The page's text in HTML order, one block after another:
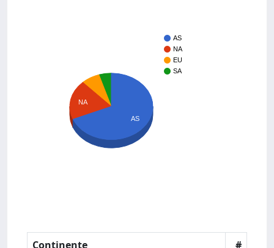
AS
NA
EU
SA
NA
AS
Continente
#